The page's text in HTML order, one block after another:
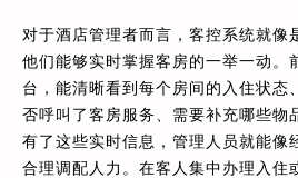
对于酒店管理者而言，客控系统就像
他们能够实时掌握客房的一举一动。
台，能清晰看到每个房间的入住状态
否呼叫了客房服务、需要补充哪些物
有了这些实时信息，管理人员就能像
合理调配人力。在客人集中办理入住